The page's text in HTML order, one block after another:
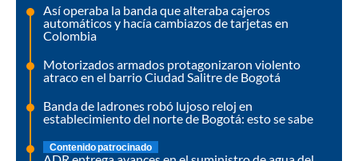
Así operaba la banda que alteraba cajeros
automáticos y hacía cambiazos de tarjetas en
Colombia
Motorizados armados protagonizaron violento
atraco en el barrio Ciudad Salitre de Bogotá
Banda de ladrones robó lujoso reloj en
establecimiento del norte de Bogotá: esto se sabe
Contenido patrocinado